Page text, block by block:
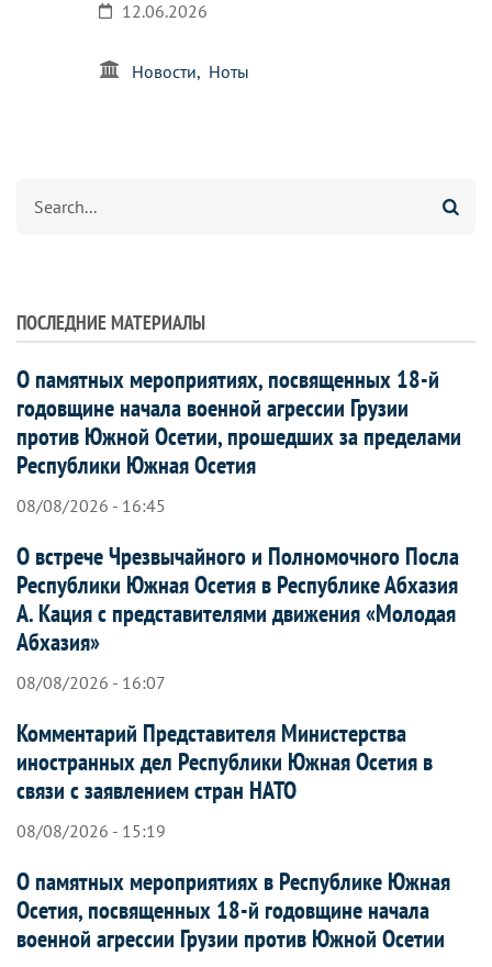
12.06.2026
Новости Ноты
ПОСЛЕДНИЕ МАТЕРИАЛЫ
О памятных мероприятиях, посвященных 18-й
годовщине начала военной агрессии Грузии
против Южной Осетии, прошедших за пределами
Республики Южная Осетия
08/08/2026 - 16:45
О встрече Чрезвычайного и Полномочного Посла
Республики Южная Осетия в Республике Абхазия
А. Кация с представителями движения «Молодая
Абхазия»
08/08/2026 - 16:07
Комментарий Представителя Министерства
иностранных дел Республики Южная Осетия в
связи с заявлением стран НАТО
08/08/2026 - 15:19
О памятных мероприятиях в Республике Южная
Осетия, посвященных 18-й годовщине начала
военной агрессии Грузии против Южной Осетии